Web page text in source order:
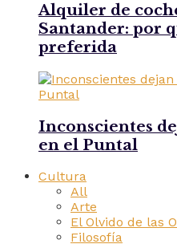
Alquiler de
Santander: por
preferida
Inconscientes
en el Puntal
Cultura
All
Arte
El Olvido de las
Filosofía